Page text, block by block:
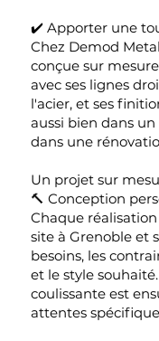
✔️ Apporter une
Chez Demod
conçue sur
avec ses lignes
l'acier, et ses
aussi bien dans
dans une
Un projet sur
🔨 Conception
Chaque
site à Grenoble et
besoins, les
et le style
coulissante est
attentes